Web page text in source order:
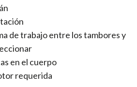
de trabajo entre los tambores y
en el cuerpo
requerida